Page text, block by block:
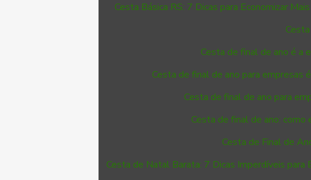
Cesta Básica RS: 7 Dicas para Economizar
Cesta de final de ano é a
Cesta de final de ano para empresas
Cesta de final de ano para
Cesta de final de ano:
Cesta de Final de
Cesta de Natal Barata: 7 Dicas Imperdíveis para